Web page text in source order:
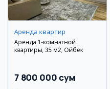
Аренда квартир
Аренда 1-комнатной
квартиры, 35 м2, Ойбек
7 800 000 сум